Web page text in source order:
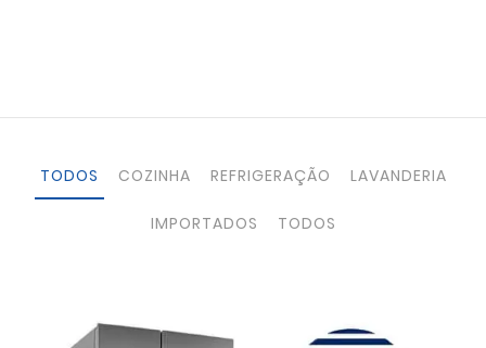
TODOS COZINHA REFRIGERAÇÃO LAVANDERIA
IMPORTADOS TODOS